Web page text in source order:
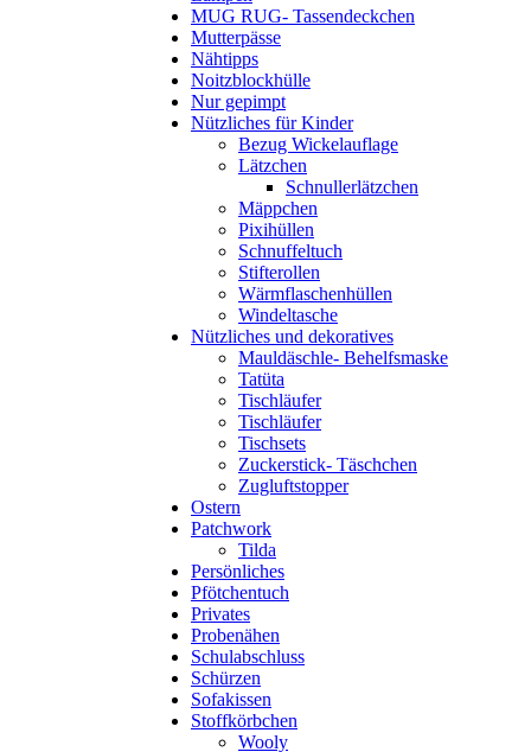
MUG RUG- Tassendeckchen
Mutterpässe
Nähtipps
Noitzblockhülle
Nur gepimpt
Nützliches für Kinder
Bezug Wickelauflage
Lätzchen
Schnullerlätzchen
Mäppchen
Pixihüllen
Schnuffeltuch
Stifterollen
Wärmflaschenhüllen
Windeltasche
Nützliches und dekoratives
Mauldäschle- Behelfsmaske
Tatüta
Tischläufer
Tischläufer
Tischsets
Zuckerstick- Täschchen
Zugluftstopper
Ostern
Patchwork
Tilda
Persönliches
Pfötchentuch
Privates
Probenähen
Schulabschluss
Schürzen
Sofakissen
Stoffkörbchen
Wooly